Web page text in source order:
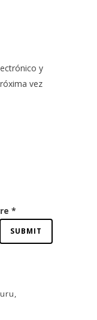
y
vez
*